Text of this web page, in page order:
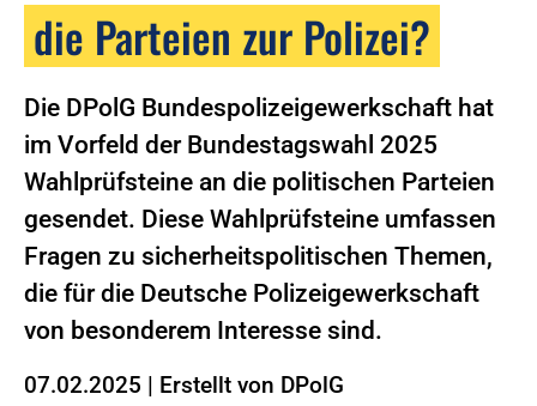
die Parteien zur Polizei?
Die DPolG Bundespolizeigewerkschaft hat
im Vorfeld der Bundestagswahl 2025
Wahlprüfsteine an die politischen Parteien
gesendet. Diese Wahlprüfsteine umfassen
Fragen zu sicherheitspolitischen Themen,
die für die Deutsche Polizeigewerkschaft
von besonderem Interesse sind.
07.02.2025 | Erstellt von DPolG